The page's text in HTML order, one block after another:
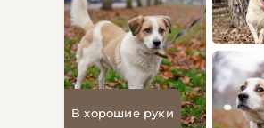
В хорошие руки